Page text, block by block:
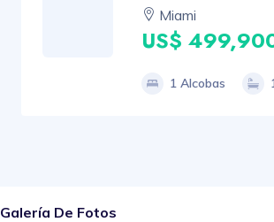
Miami
US$
1 Alcobas
Galería De Fotos